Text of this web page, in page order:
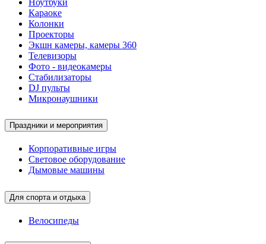
Караоке
Колонки
Проекторы
Экшн камеры, камеры 360
Телевизоры
Фото - видеокамеры
Стабилизаторы
DJ пульты
Микронаушники
Праздники и мероприятия
Корпоративные игры
Световое оборудование
Дымовые машины
Для спорта и отдыха
Велосипеды